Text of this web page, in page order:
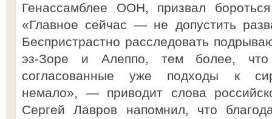
Генассамблее ООН, призвал
«Главное сейчас — не допустить
Беспристрастно расследовать
эз-Зоре и Алеппо, тем более, что
согласованные уже подходы к
немало», — приводит слова
Сергей Лавров напомнил, что